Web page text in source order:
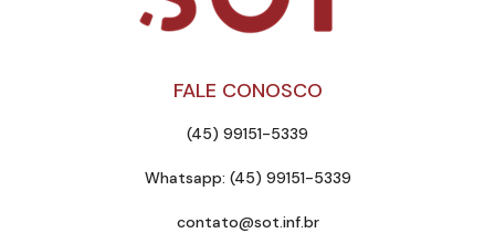
FALE CONOSCO
(45) 99151-5339
Whatsapp: (45) 99151-5339
contato@sot.inf.br